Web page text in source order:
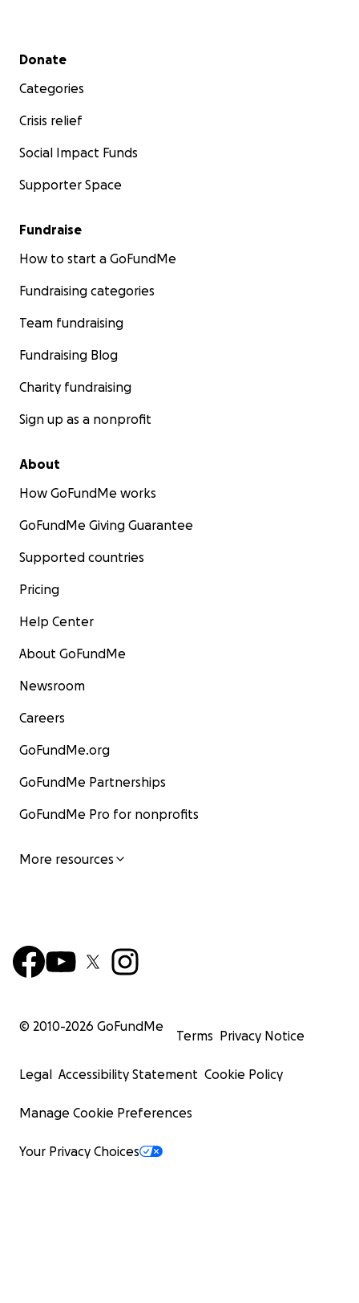
Secondary menu
Donate
Categories
Crisis relief
Social Impact Funds
Supporter Space
Fundraise
How to start a GoFundMe
Fundraising categories
Team fundraising
Fundraising Blog
Charity fundraising
Sign up as a nonprofit
About
How GoFundMe works
GoFundMe Giving Guarantee
Supported countries
Pricing
Help Center
About GoFundMe
Newsroom
Careers
GoFundMe.org
GoFundMe Partnerships
GoFundMe Pro for nonprofits
More resources
© 2010-2026 GoFundMe
Terms Privacy Notice
Legal Accessibility Statement Cookie Policy
Manage Cookie Preferences
Your Privacy Choices